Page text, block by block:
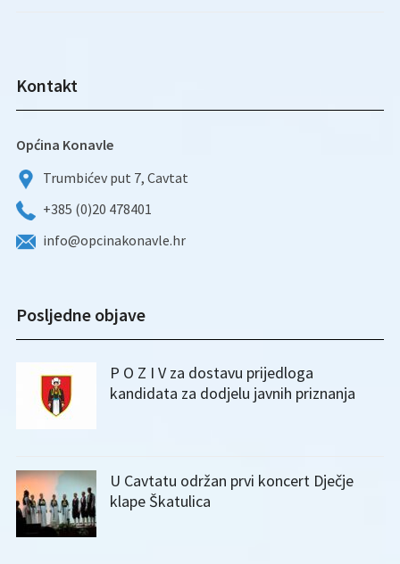
Kontakt
Općina Konavle
Trumbićev put 7, Cavtat
+385 (0)20 478401
info@opcinakonavle.hr
Posljedne objave
P O Z I V za dostavu prijedloga
kandidata za dodjelu javnih priznanja
U Cavtatu održan prvi koncert Dječje
klape Škatulica